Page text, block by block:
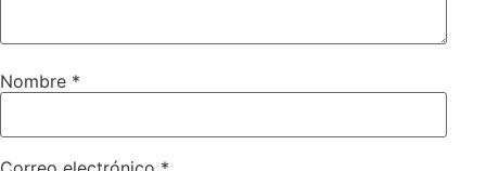
Nombre *